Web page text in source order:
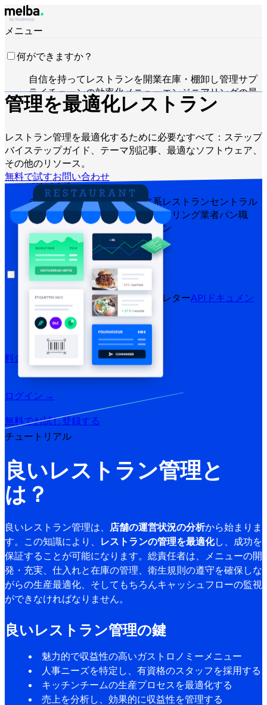
メニュー
何ができますか？
自信を持ってレストランを開業在庫・棚卸し管理サプ
ライチェーンの効率化メニューエンジニアリングの最
適化食材原価の削減食品生産のスケジュール管理
HACCP要件への準拠
ChatGPT・APIで操作
誰向けですか？
チェーン・大手グループ 独立系レストランセントラル
キッチン
ゴーストキッチン ケータリング業者パン職
人・パティシエホテルレストラン
リソース
ブログヘルプセンターニュースレターAPIドキュメン
トMCPドキュメント
料金プラン
ログイン →
無料でお試し登録する
管理を最適化レストラン
レストラン管理を最適化するために必要なすべて：ステップ
バイステップガイド、テーマ別記事、最適なソフトウェア、
その他のリソース。
無料で試すお問い合わせ
チュートリアル
良いレストラン管理と
は？
良いレストラン管理は、 店舗の運営状況の分析から始まりま
す。この知識により、
レストランの管理を最適化し、成功を
保証することが可能になります。総責任者は、メニューの開
発・充実、仕入れと在庫の管理、衛生規則の遵守を確保しな
がらの生産最適化、そしてもちろんキャッシュフローの監視
ができなければなりません。
良いレストラン管理の鍵
魅力的で収益性の高いガストロノミーメニュー
人事ニーズを特定し、有資格のスタッフを採用する
キッチンチームの生産プロセスを最適化する
売上を分析し、効果的に収益性を管理する